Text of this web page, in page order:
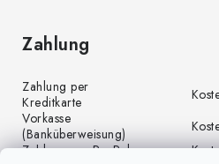
Zahlung
Zahlung per
Kreditkarte
Vorkasse
(Banküberweisung)
Zahlung per PayPal